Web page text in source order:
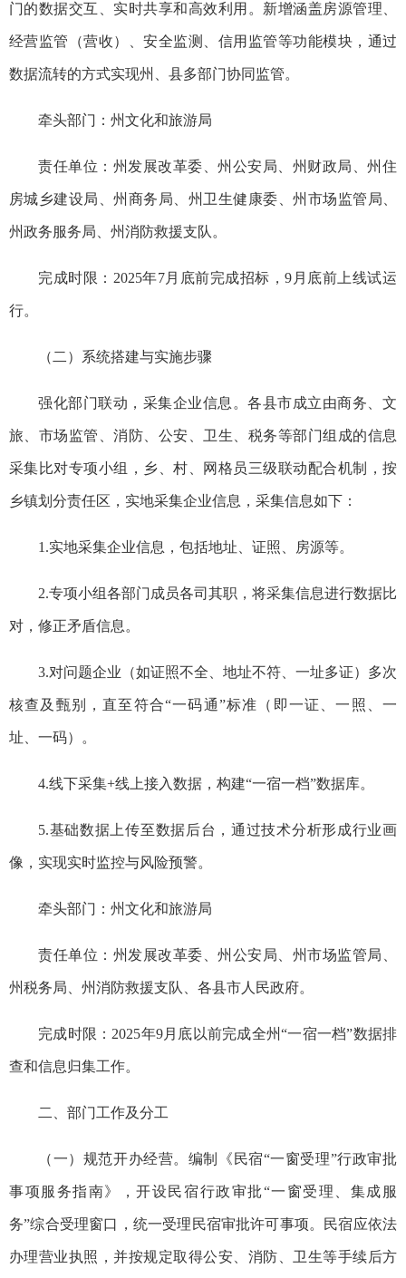
门的数据交互、实时共享和高效利用。新增涵盖房源管理、
经营监管（营收）、安全监测、信用监管等功能模块，通过
数据流转的方式实现州、县多部门协同监管。
牵头部门：州文化和旅游局
责任单位：州发展改革委、州公安局、州财政局、州住
房城乡建设局、州商务局、州卫生健康委、州市场监管局、
州政务服务局、州消防救援支队。
完成时限：2025年7月底前完成招标，9月底前上线试运
行。
（二）系统搭建与实施步骤
强化部门联动，采集企业信息。各县市成立由商务、文
旅、市场监管、消防、公安、卫生、税务等部门组成的信息
采集比对专项小组，乡、村、网格员三级联动配合机制，按
乡镇划分责任区，实地采集企业信息，采集信息如下：
1.实地采集企业信息，包括地址、证照、房源等。
2.专项小组各部门成员各司其职，将采集信息进行数据比
对，修正矛盾信息。
3.对问题企业（如证照不全、地址不符、一址多证）多次
核查及甄别，直至符合“一码通”标准（即一证、一照、一
址、一码）。
4.线下采集+线上接入数据，构建“一宿一档”数据库。
5.基础数据上传至数据后台，通过技术分析形成行业画
像，实现实时监控与风险预警。
牵头部门：州文化和旅游局
责任单位：州发展改革委、州公安局、州市场监管局、
州税务局、州消防救援支队、各县市人民政府。
完成时限：2025年9月底以前完成全州“一宿一档”数据排
查和信息归集工作。
二、部门工作及分工
（一）规范开办经营。编制《民宿“一窗受理”行政审批
事项服务指南》，开设民宿行政审批“一窗受理、集成服
务”综合受理窗口，统一受理民宿审批许可事项。民宿应依法
办理营业执照，并按规定取得公安、消防、卫生等手续后方